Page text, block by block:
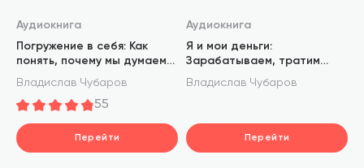
Аудиокнига
Погружение в себя: Как
понять, почему мы думаем
одно, чувствуем другое, а
поступаем как всегда
Владислав Чубаров
55
Перейти
Аудиокнига
Я и мои деньги:
Зарабатываем, тратим
и сберегаем осознанно.
Психологический практикум
Владислав Чубаров
Перейти